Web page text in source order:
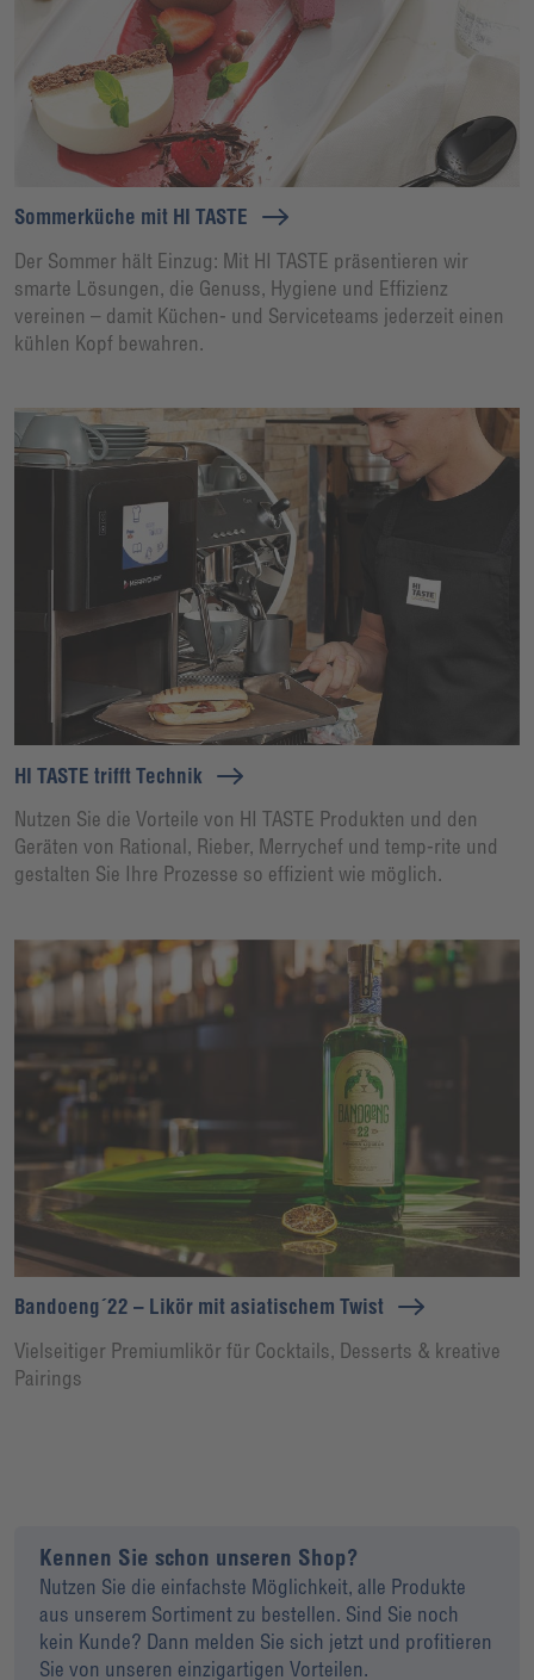
Sommerküche mit HI TASTE
Der Sommer hält Einzug: Mit HI TASTE präsentieren wir
smarte Lösungen, die Genuss, Hygiene und Effizienz
vereinen – damit Küchen- und Serviceteams jederzeit einen
kühlen Kopf bewahren.
HI TASTE trifft Technik
Nutzen Sie die Vorteile von HI TASTE Produkten und den
Geräten von Rational, Rieber, Merrychef und temp-rite und
gestalten Sie Ihre Prozesse so effizient wie möglich.
Bandoeng´22 – Likör mit asiatischem Twist
Vielseitiger Premiumlikör für Cocktails, Desserts & kreative
Pairings
Kennen Sie schon unseren Shop?
Nutzen Sie die einfachste Möglichkeit, alle Produkte
aus unserem Sortiment zu bestellen. Sind Sie noch
kein Kunde? Dann melden Sie sich jetzt und profitieren
Sie von unseren einzigartigen Vorteilen.